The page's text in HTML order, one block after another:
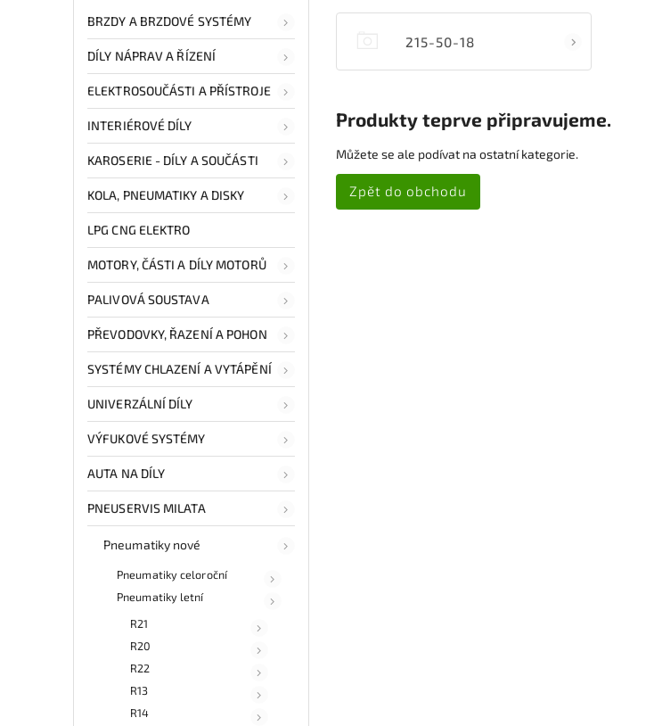
BRZDY A BRZDOVÉ SYSTÉMY
DÍLY NÁPRAV A ŘÍZENÍ
ELEKTROSOUČÁSTI A PŘÍSTROJE
INTERIÉROVÉ DÍLY
KAROSERIE - DÍLY A SOUČÁSTI
KOLA, PNEUMATIKY A DISKY
LPG CNG ELEKTRO
MOTORY, ČÁSTI A DÍLY MOTORŮ
PALIVOVÁ SOUSTAVA
PŘEVODOVKY, ŘAZENÍ A POHON
SYSTÉMY CHLAZENÍ A VYTÁPĚNÍ
UNIVERZÁLNÍ DÍLY
VÝFUKOVÉ SYSTÉMY
AUTA NA DÍLY
PNEUSERVIS MILATA
Pneumatiky nové
Pneumatiky celoroční
Pneumatiky letní
R21
R20
R22
R13
R14
215-50-18
Produkty teprve připravujeme.
Můžete se ale podívat na ostatní kategorie.
Zpět do obchodu